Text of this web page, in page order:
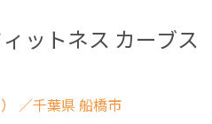
ットネス カーブス
／千葉県 船橋市